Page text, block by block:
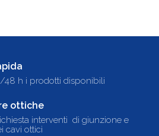
48 h i prodotti disponibili
ottiche
interventi di giunzione e
cavi ottici